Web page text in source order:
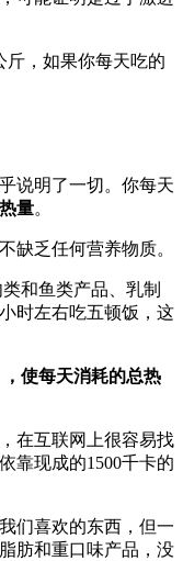
斤，如果你每天吃的
说明了一切。你每天
量。
缺乏任何营养物质。
和鱼类产品、乳制
时左右吃五顿饭，这
，使每天消耗的总热
在互联网上很容易找
靠现成的1500千卡的
们喜欢的东西，但一
肪和重口味产品，没